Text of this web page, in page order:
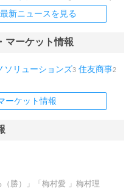
新ニュースを見る
マーケット情報
ソリューションズ3 住友商事2
ーケット情報
（勝）」「梅村愛 」梅村理